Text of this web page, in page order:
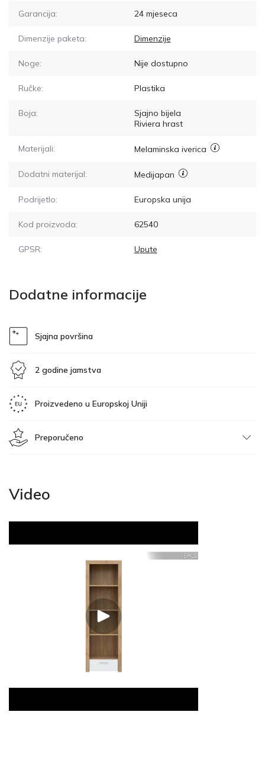
Garancija: 24 mjeseca
Dimenzije paketa: Dimenzije
Noge: Nije dostupno
Ručke: Plastika
Boja:
Sjajno bijela
Riviera hrast
Materijali: Melaminska iverica
Dodatni materijal: Medijapan
Podrijetlo: Europska unija
Kod proizvoda: 62540
GPSR: Upute
Dodatne informacije
Sjajna površina
2 godine jamstva
Proizvedeno u Europskoj Uniji
Preporučeno
Video